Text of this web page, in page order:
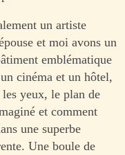
un artiste
et moi avons un
emblématique
cinéma et un hôtel,
yeux, le plan de
et comment
une superbe
Une boule de